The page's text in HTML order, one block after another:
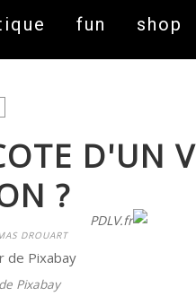
PDLV.fr
fun shop
D'UN
?
DROUART
Pixabay